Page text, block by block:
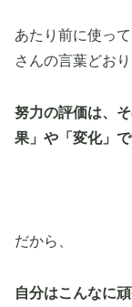
あたり前に使っ
さんの言葉どおり
努力の評価は、
果」や「変化」で
だから、
自分はこんなに